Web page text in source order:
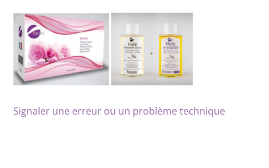
Signaler une erreur ou un problème technique